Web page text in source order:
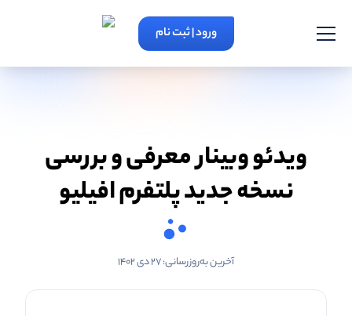
ورود | ثبت نام
ویدئو وبینار معرفی و بررسی
نسخه جدید پلتفرم افیلیو
آخرین به‌روزرسانی:۲۷ دی ۱۴۰۲